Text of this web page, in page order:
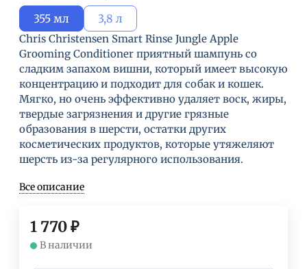
355 мл 3,8 л
Chris Christensen Smart Rinse Jungle Apple
Grooming Conditioner приятный шампунь со
сладким запахом вишни, который имеет высокую
концентрацию и подходит для собак и кошек.
Мягко, но очень эффективно удаляет воск, жиры,
твердые загрязнения и другие грязные
образования в шерсти, остатки других
косметических продуктов, которые утяжеляют
шерсть из-за регулярного использования.
Все описание
1 770₽
В наличии